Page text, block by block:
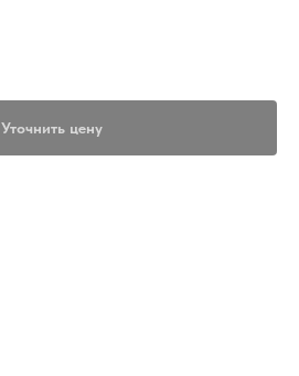
Уточнить цену